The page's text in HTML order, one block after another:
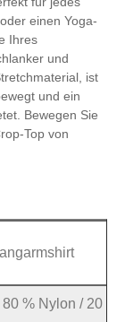
einen Yoga-
Ihres
und
ist
und ein
Bewegen Sie
Top von
% Nylon / 20